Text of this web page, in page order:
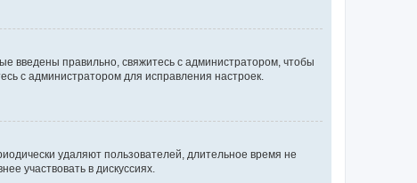
введены правильно, свяжитесь с администратором, чтобы
с администратором для исправления настроек.
удаляют пользователей, длительное время не
участвовать в дискуссиях.